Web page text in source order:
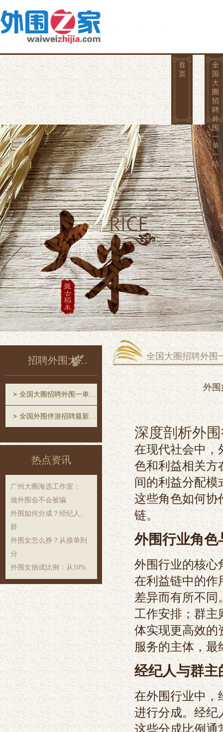
首
页
全
国
大
圈
招
聘
外
围
一
单
一
结
招聘外围大圈中圈一单一结
全国大圈招聘外围一单一结
全国外围伴游招聘最新消息
热点资讯
‌广州大圈海选工作室‌：
做外围会不会被骗
外围如何分成？经纪人、
群
外围女怎么挣？从接单到
分
外围女抽成比例：从10%
全国大圈招聘外围
外围
深度剖析外
在现代社会中，
色和利益相关方
间的利益分配模
这些角色如何协
链。
外围行业角色
外围行业的核心
在利益链中的作
差异而有所不同
工作安排；群主
体实现更高效的
服务的主体，
经纪人与群主
在外围行业中，
进行分成。经纪
这些分成比例通